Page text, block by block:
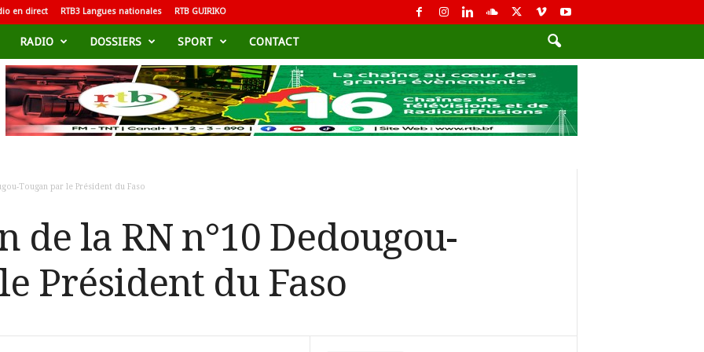
en direct RTB3 Langues nationales RTB GUIRIKO
RADIO DOSSIERS SPORT CONTACT
Tougan par le Président du Faso
de la RN n°10 Dedougou-
Président du Faso